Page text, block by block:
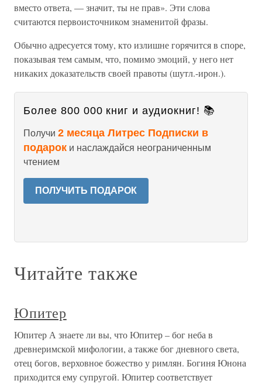
вместо ответа, — значит, ты не прав». Эти слова
считаются первоисточником знаменитой фразы.
Обычно адресуется тому, кто излишне горячится в споре,
показывая тем самым, что, помимо эмоций, у него нет
никаких доказательств своей правоты (шутл.-ирон.).
Более 800 000 книг и аудиокниг! 📚
Получи 2 месяца Литрес Подписки в
подарок и наслаждайся неограниченным
чтением
ПОЛУЧИТЬ ПОДАРОК
Читайте также
Юпитер
Юпитер А знаете ли вы, что Юпитер – бог неба в
древнеримской мифологии, а также бог дневного света,
отец богов, верховное божество у римлян. Богиня Юнона
приходится ему супругой. Юпитер соответствует